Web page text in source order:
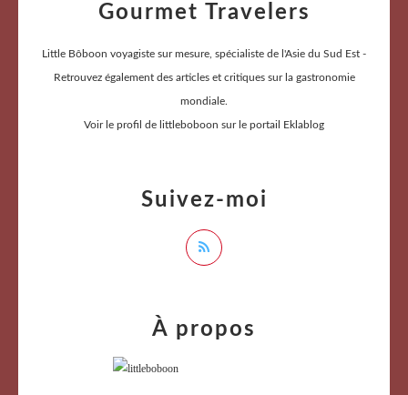
Gourmet Travelers
Little Bôboon voyagiste sur mesure, spécialiste de l'Asie du Sud Est -
Retrouvez également des articles et critiques sur la gastronomie
mondiale.
Voir le profil de littleboboon sur le portail Eklablog
Suivez-moi
À propos